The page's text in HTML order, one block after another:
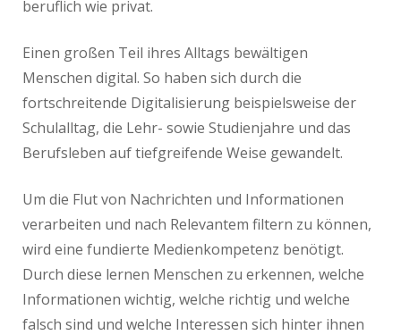
beruflich wie privat.
Einen großen Teil ihres Alltags bewältigen
Menschen digital. So haben sich durch die
fortschreitende Digitalisierung beispielsweise der
Schulalltag, die Lehr- sowie Studienjahre und das
Berufsleben auf tiefgreifende Weise gewandelt.
Um die Flut von Nachrichten und Informationen
verarbeiten und nach Relevantem filtern zu können,
wird eine fundierte Medienkompetenz benötigt.
Durch diese lernen Menschen zu erkennen, welche
Informationen wichtig, welche richtig und welche
falsch sind und welche Interessen sich hinter ihnen